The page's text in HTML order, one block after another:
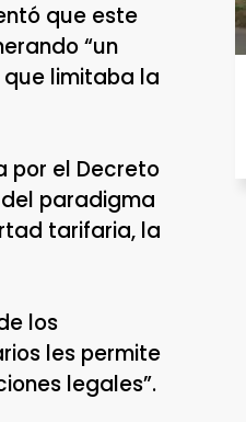
que este
“un
limitaba la
por el Decreto
paradigma
tarifaria, la
los
les permite
legales”.